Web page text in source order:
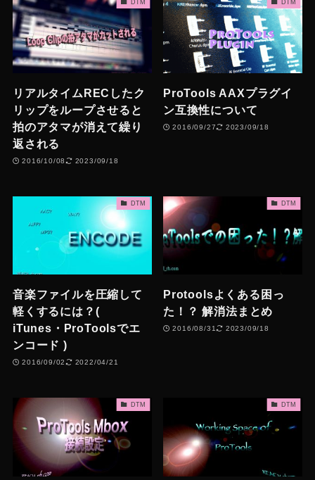
DTM
リアルタイムRECしたク
リップをループさせると
拍のアタマが消えて繰り
返される
2016/10/08 2023/09/18
DTM
ProTools AAXプラグイ
ン互換性について
2016/09/27 2023/09/18
DTM
音楽ファイルを圧縮して
軽くするには？(
iTunes・ProToolsでエ
ンコード )
2016/09/02 2022/04/21
DTM
Protoolsよくある困っ
た！？ 解消法まとめ
2016/08/31 2023/09/18
DTM DTM